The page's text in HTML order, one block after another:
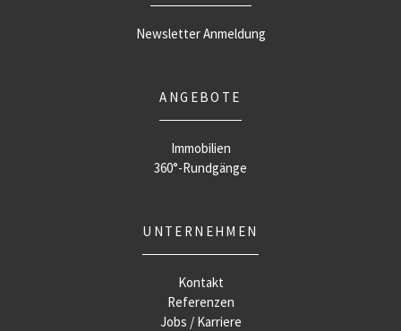
Newsletter Anmeldung
ANGEBOTE
Immobilien
360°-Rundgänge
UNTERNEHMEN
Kontakt
Referenzen
Jobs / Karriere